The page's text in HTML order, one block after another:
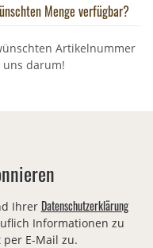
Menge verfügbar?
Artikelnummer
darum!
Ihrer Datenschutzerklärung
Informationen zu
E-Mail zu.